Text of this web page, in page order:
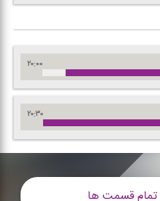
۲۰:۰۰
۲۰:۳۰
قسمت ها